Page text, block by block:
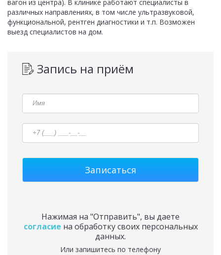
вагон из центра). В клинике работают специалисты в
различных направлениях, в том числе ультразвуковой,
функциональной, рентген диагностики и т.п. Возможен
выезд специалистов на дом.
Запись на приём
Нажимая на "Отправить", вы даете
согласие на обработку своих персональных
данных.
Или запишитесь по телефону